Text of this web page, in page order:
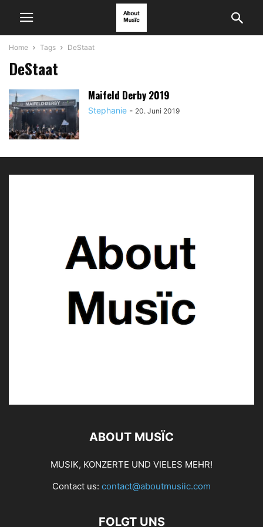
Home Tags DeStaat
DeStaat
Maifeld Derby 2019
Stephanie - 20. Juni 2019
ABOUT MUSÏC
MUSIK, KONZERTE UND VIELES MEHR!
Contact us: contact@aboutmusiic.com
FOLGT UNS